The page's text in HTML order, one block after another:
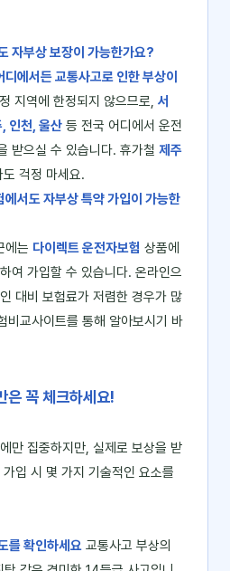
자부상 보장이 가능한가요?
디에서든 교통사고로 인한 부상이
지역에 한정되지 않으므로, 서
인천, 울산 등 전국 어디에서 운전
받으실 수 있습니다. 휴가철 제주
걱정 마세요.
서도 자부상 특약 가입이 가능한
에는 다이렉트 운전자보험 상품에
여 가입할 수 있습니다. 온라인으
대비 보험료가 저렴한 경우가 많
비교사이트를 통해 알아보시기 바
은 꼭 체크하세요!
만 집중하지만, 실제로 보상을 받
입 시 몇 가지 기술적인 요소를
를 확인하세요 교통사고 부상의